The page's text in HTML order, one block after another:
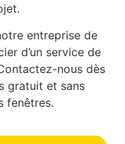
entreprise de
d’un service de
nous dès
gratuit et sans
fenêtres.